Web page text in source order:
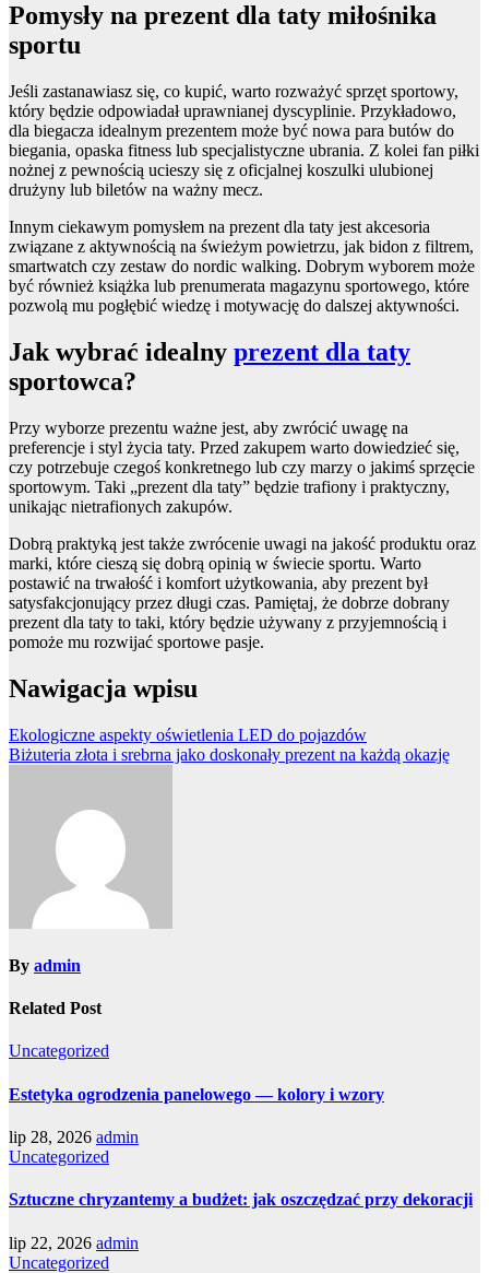
Pomysły na prezent dla taty miłośnika
sportu
Jeśli zastanawiasz się, co kupić, warto rozważyć sprzęt sportowy,
który będzie odpowiadał uprawnianej dyscyplinie. Przykładowo,
dla biegacza idealnym prezentem może być nowa para butów do
biegania, opaska fitness lub specjalistyczne ubrania. Z kolei fan piłki
nożnej z pewnością ucieszy się z oficjalnej koszulki ulubionej
drużyny lub biletów na ważny mecz.
Innym ciekawym pomysłem na prezent dla taty jest akcesoria
związane z aktywnością na świeżym powietrzu, jak bidon z filtrem,
smartwatch czy zestaw do nordic walking. Dobrym wyborem może
być również książka lub prenumerata magazynu sportowego, które
pozwolą mu pogłębić wiedzę i motywację do dalszej aktywności.
Jak wybrać idealny prezent dla taty
sportowca?
Przy wyborze prezentu ważne jest, aby zwrócić uwagę na
preferencje i styl życia taty. Przed zakupem warto dowiedzieć się,
czy potrzebuje czegoś konkretnego lub czy marzy o jakimś sprzęcie
sportowym. Taki „prezent dla taty” będzie trafiony i praktyczny,
unikając nietrafionych zakupów.
Dobrą praktyką jest także zwrócenie uwagi na jakość produktu oraz
marki, które cieszą się dobrą opinią w świecie sportu. Warto
postawić na trwałość i komfort użytkowania, aby prezent był
satysfakcjonujący przez długi czas. Pamiętaj, że dobrze dobrany
prezent dla taty to taki, który będzie używany z przyjemnością i
pomoże mu rozwijać sportowe pasje.
Nawigacja wpisu
Ekologiczne aspekty oświetlenia LED do pojazdów
Biżuteria złota i srebrna jako doskonały prezent na każdą okazję
By admin
Related Post
Uncategorized
Estetyka ogrodzenia panelowego — kolory i wzory
lip 28, 2026 admin
Uncategorized
Sztuczne chryzantemy a budżet: jak oszczędzać przy dekoracji
lip 22, 2026 admin
Uncategorized